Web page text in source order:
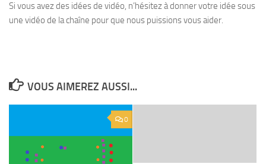
Si vous avez des idées de vidéo, n’hésitez à donner votre idée sous
une vidéo de la chaîne pour que nous puissions vous aider.
VOUS AIMEREZ AUSSI...
0